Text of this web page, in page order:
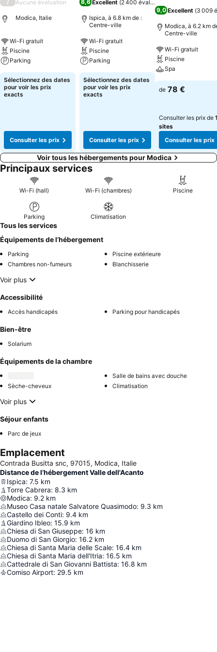
/ Aucune évaluation
Modica, Italie
Wi-Fi gratuit
Piscine
Parking
Sélectionnez des dates
pour voir les prix
exacts
Consulter les prix
8,6 Excellent (2 400 évaluations
Ispica, à 6.8 km de :
Centre-ville
Wi-Fi gratuit
Piscine
Parking
Sélectionnez des dates
pour voir les prix
exacts
Consulter les prix
9,0 Excellent (3 009
Modica, à 6.2 km
Centre-ville
Wi-Fi gratuit
Piscine
Spa
de 78 €
Consulter les prix de
sites
Consulter les prix
Voir tous les hébergements pour Modica
Principaux services
Wi-Fi (hall) Wi-Fi (chambres) Piscine
Parking Climatisation
Tous les services
Équipements de l’hébergement
Parking
Piscine extérieure
Chambres non-fumeurs
Blanchisserie
Voir plus
Accessibilité
Accès handicapés Parking pour handicapés
Bien-être
Solarium
Équipements de la chambre
Salle de bains avec douche
Sèche-cheveux
Climatisation
Voir plus
Séjour enfants
Parc de jeux
Emplacement
Contrada Busitta snc, 97015, Modica, Italie
Distance de l’hébergement Valle dell'Acanto
Ispica: 7.5 km
Torre Cabrera: 8.3 km
Modica: 9.2 km
Museo Casa natale Salvatore Quasimodo: 9.3 km
Castello dei Conti: 9.4 km
Giardino Ibleo: 15.9 km
Chiesa di San Giuseppe: 16 km
Duomo di San Giorgio: 16.2 km
Chiesa di Santa Maria delle Scale: 16.4 km
Chiesa di Santa Maria dell'Itria: 16.5 km
Cattedrale di San Giovanni Battista: 16.8 km
Comiso Airport: 29.5 km